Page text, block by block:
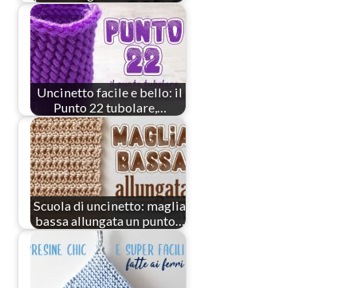
Uncinetto facile e bello: il
Punto 22 tubolare,…
Scuola di uncinetto: maglia
bassa allungata un punto…